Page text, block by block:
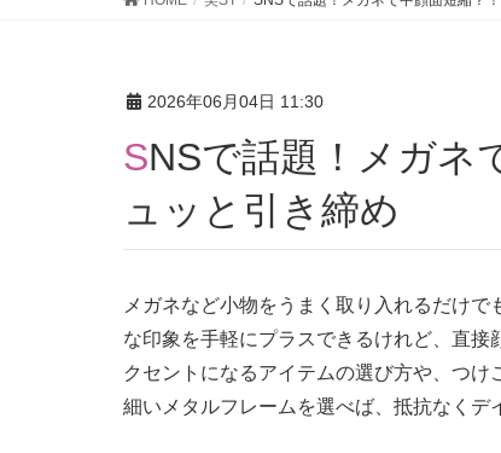
2026年06月04日 11:30
SNSで話題！メガネで中顔面短縮？！40代の顔をキ
ュッと引き締め
メガネなど小物をうまく取り入れるだけ
な印象を手軽にプラスできるけれど、直
クセントになるアイテムの選び方や、つけ
細いメタルフレームを選べば、抵抗なくデ